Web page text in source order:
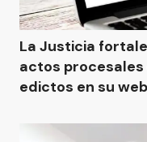
La Justicia
actos procesales
edictos en su web